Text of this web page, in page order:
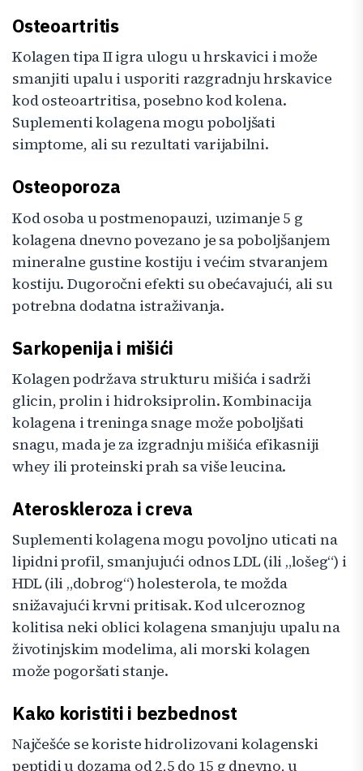
Osteoartritis
Kolagen tipa II igra ulogu u hrskavici i može
smanjiti upalu i usporiti razgradnju hrskavice
kod osteoartritisa, posebno kod kolena.
Suplementi kolagena mogu poboljšati
simptome, ali su rezultati varijabilni.
Osteoporoza
Kod osoba u postmenopauzi, uzimanje 5 g
kolagena dnevno povezano je sa poboljšanjem
mineralne gustine kostiju i većim stvaranjem
kostiju. Dugoročni efekti su obećavajući, ali su
potrebna dodatna istraživanja.
Sarkopenija i mišići
Kolagen podržava strukturu mišića i sadrži
glicin, prolin i hidroksiprolin. Kombinacija
kolagena i treninga snage može poboljšati
snagu, mada je za izgradnju mišića efikasniji
whey ili proteinski prah sa više leucina.
Ateroskleroza i creva
Suplementi kolagena mogu povoljno uticati na
lipidni profil, smanjujući odnos LDL (ili „lošeg“) i
HDL (ili „dobrog“) holesterola, te možda
snižavajući krvni pritisak. Kod ulceroznog
kolitisa neki oblici kolagena smanjuju upalu na
životinjskim modelima, ali morski kolagen
može pogoršati stanje.
Kako koristiti i bezbednost
Najčešće se koriste hidrolizovani kolagenski
peptidi u dozama od 2,5 do 15 g dnevno, u